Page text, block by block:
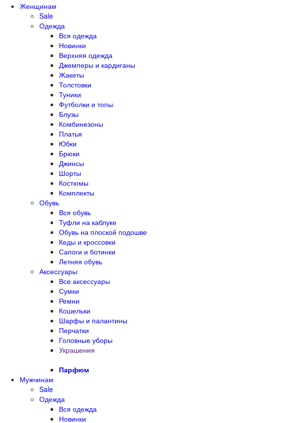
Женщинам
Sale
Одежда
Вся одежда
Новинки
Верхняя одежда
Джемперы и кардиганы
Жакеты
Толстовки
Туники
Футболки и топы
Блузы
Комбинезоны
Платья
Юбки
Брюки
Джинсы
Шорты
Костюмы
Комплекты
Обувь
Вся обувь
Туфли на каблуке
Обувь на плоской подошве
Кеды и кроссовки
Сапоги и ботинки
Летняя обувь
Аксессуары
Все аксессуары
Сумки
Ремни
Кошельки
Шарфы и палантины
Перчатки
Головные уборы
Украшения
Парфюм
Мужчинам
Sale
Одежда
Вся одежда
Новинки